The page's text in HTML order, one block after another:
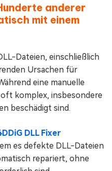
anderer
mit einem
Dateien, einschließlich
Ursachen für
eine manuelle
komplex, insbesondere
beschädigt sind.
DLL Fixer
es defekte DLL-Dateien
repariert, ohne